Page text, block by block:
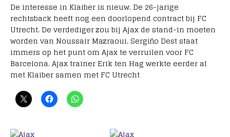
De interesse in Klaiber is nieuw. De 26-jarige
rechtsback heeft nog een doorlopend contract bij FC
Utrecht. De verdediger zou bij Ajax de stand-in moeten
worden van Noussair Mazraoui. Sergiño Dest staat
immers op het punt om Ajax te verruilen voor FC
Barcelona. Ajax trainer Erik ten Hag werkte eerder al
met Klaiber samen met FC Utrecht